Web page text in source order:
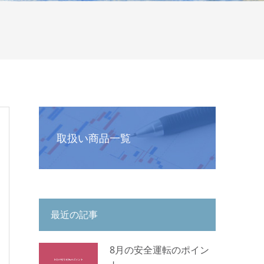
取扱い商品一覧
最近の記事
8月の安全運転のポイン